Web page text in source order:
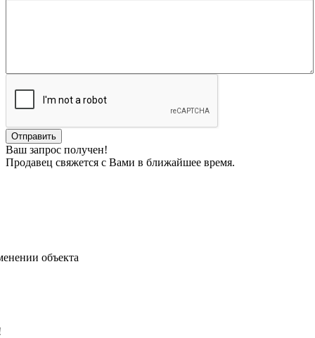
Ваш запрос получен!
Продавец свяжется с Вами в ближайшее время.
объекта